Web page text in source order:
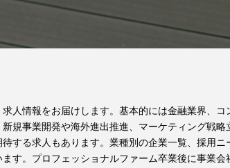
人情報をお届けします。基本的には金融業界、
規事業開発や海外進出推進、マーケティング戦
する求人もあります。業種別の企業一覧、採用
す。プロフェッショナルファーム卒業後に事業